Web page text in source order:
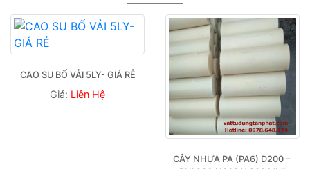
CAO SU BỐ VẢI 5LY- GIÁ RẺ
Giá: Liên Hệ
CÂY NHỰA PA (PA6) D200 –